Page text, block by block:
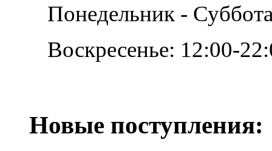
Понедельник -
Воскресенье: 12:00-
Новые поступления: